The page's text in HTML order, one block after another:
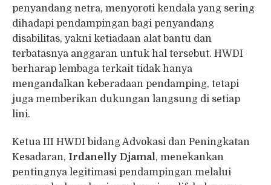
penyandang netra, menyoroti kendala yang sering
dihadapi pendampingan bagi penyandang
disabilitas, yakni ketiadaan alat bantu dan
terbatasnya anggaran untuk hal tersebut. HWDI
berharap lembaga terkait tidak hanya
mengandalkan keberadaan pendamping, tetapi
juga memberikan dukungan langsung di setiap
lini.
Ketua III HWDI bidang Advokasi dan Peningkatan
Kesadaran, Irdanelly Djamal, menekankan
pentingnya legitimasi pendampingan melalui